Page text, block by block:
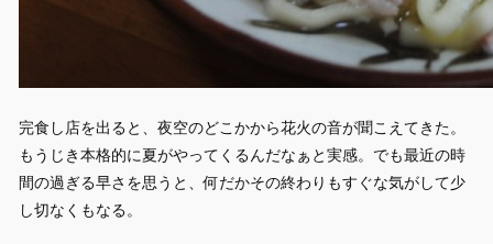
完食し店を出ると、夜空のどこかから花火の音が聞こえてきた。
もうじき本格的に夏がやってくるんだなぁと実感。でも最近の時
間の過ぎる早さを思うと、何だかその終わりもすぐな気がして少
し切なくもなる。